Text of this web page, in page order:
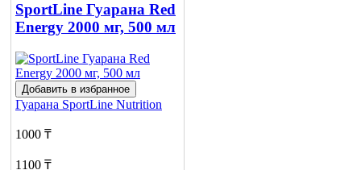
SportLine Гуарана Red
Energy 2000 мг, 500 мл
Добавить в избранное
Гуарана SportLine Nutrition
1000 ₸
1100 ₸